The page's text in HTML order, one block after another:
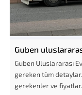
Guben
Guben Uluslararası
gereken tüm
gerekenler ve fiyatlar.